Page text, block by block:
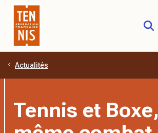
Aller au contenu principal
Actualités
Tennis et Boxe,